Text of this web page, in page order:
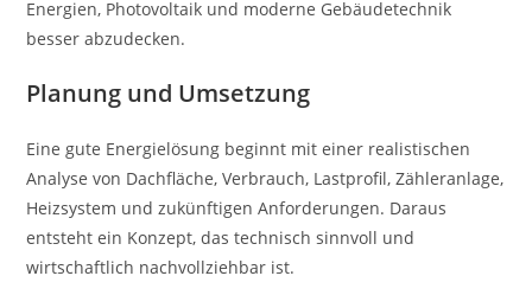
Energien, Photovoltaik und moderne Gebäudetechnik
besser abzudecken.
Planung und Umsetzung
Eine gute Energielösung beginnt mit einer realistischen
Analyse von Dachfläche, Verbrauch, Lastprofil, Zähleranlage,
Heizsystem und zukünftigen Anforderungen. Daraus
entsteht ein Konzept, das technisch sinnvoll und
wirtschaftlich nachvollziehbar ist.